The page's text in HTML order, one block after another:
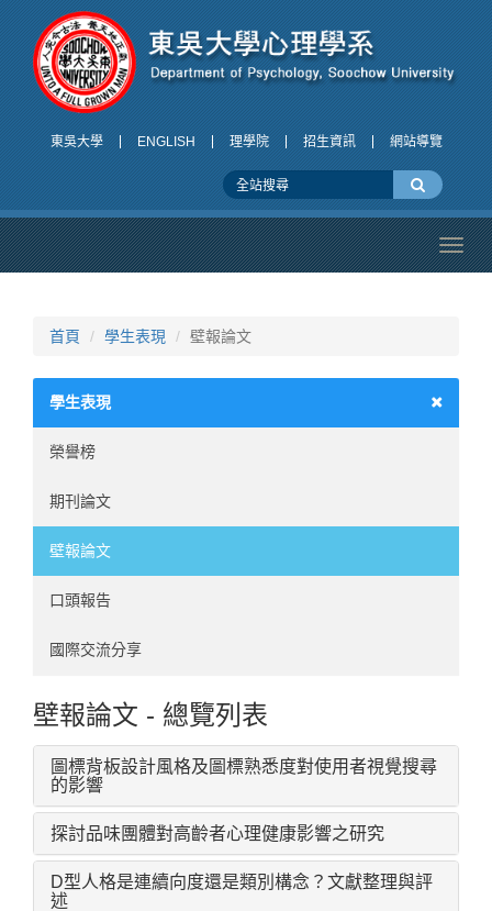
東吳大學 ENGLISH 理學院 招生資訊 網站導覽
首頁 學生表現 壁報論文
學生表現
榮譽榜
期刊論文
壁報論文
口頭報告
國際交流分享
壁報論文 - 總覽列表
圖標背板設計風格及圖標熟悉度對使用者視覺搜尋
的影響
探討品味團體對高齡者心理健康影響之研究
D型人格是連續向度還是類別構念？文獻整理與評
述